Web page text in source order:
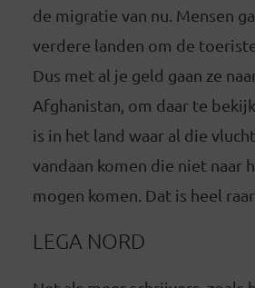
de migratie van nu. Mensen
verdere landen om de
Dus met al je geld gaan ze
Afghanistan, om daar te
is in het land waar al die
vandaan komen die niet naar
mogen komen. Dat is heel
LEGA NORD